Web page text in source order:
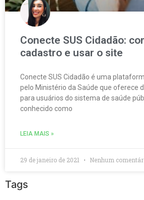
Conecte SUS Cidadão:
cadastro e usar o site
Conecte SUS Cidadão é uma
pelo Ministério da Saúde que oferece
para usuários do sistema de saúde
conhecido como
LEIA MAIS »
29 de janeiro de 2021 Nenhum
Tags